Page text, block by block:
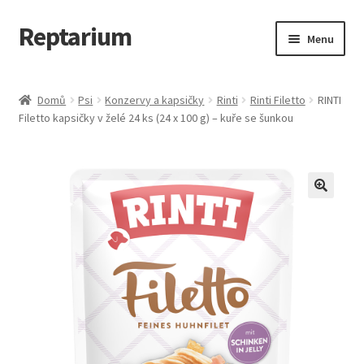
Přeskočit
na
Přejít
k
webu
Reptarium Menu
Košík
Vše pro kočky
Domů Psi Konzervy a kapsičky Rinti Rinti Filetto
RINTI
Filetto kapsičky v želé 24 ks (24 x 100 g) – kuře se šunkou